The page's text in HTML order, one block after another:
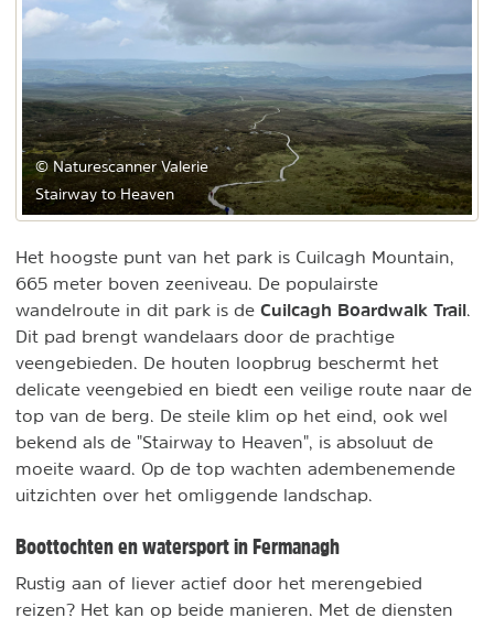
© Naturescanner Valerie
Stairway to Heaven
Het hoogste punt van het park is Cuilcagh Mountain,
665 meter boven zeeniveau. De populairste
wandelroute in dit park is de Cuilcagh Boardwalk Trail.
Dit pad brengt wandelaars door de prachtige
veengebieden. De houten loopbrug beschermt het
delicate veengebied en biedt een veilige route naar de
top van de berg. De steile klim op het eind, ook wel
bekend als de "Stairway to Heaven", is absoluut de
moeite waard. Op de top wachten adembenemende
uitzichten over het omliggende landschap.
Boottochten en watersport in Fermanagh
Rustig aan of liever actief door het merengebied
reizen? Het kan op beide manieren. Met de diensten